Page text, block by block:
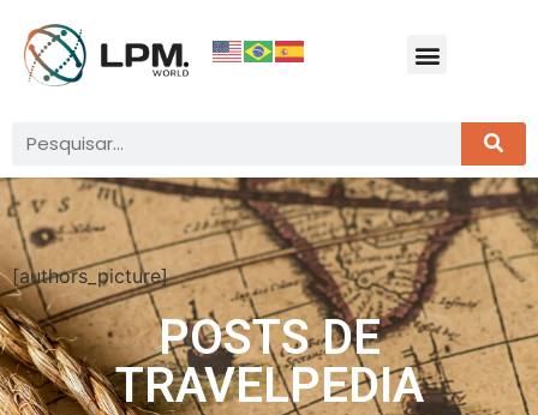
[authors_picture]
POSTS DE
TRAVELPEDIA